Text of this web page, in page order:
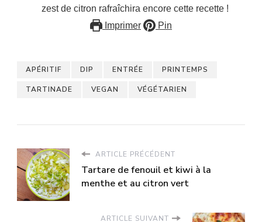
zest de citron rafraîchira encore cette recette !
Imprimer
Pin
APÉRITIF DIP ENTRÉE PRINTEMPS
TARTINADE VEGAN VÉGÉTARIEN
ARTICLE PRÉCÉDENT
Tartare de fenouil et kiwi à la
menthe et au citron vert
ARTICLE SUIVANT